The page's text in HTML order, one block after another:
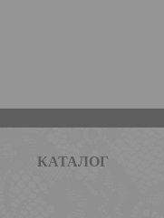
КАТАЛОГ